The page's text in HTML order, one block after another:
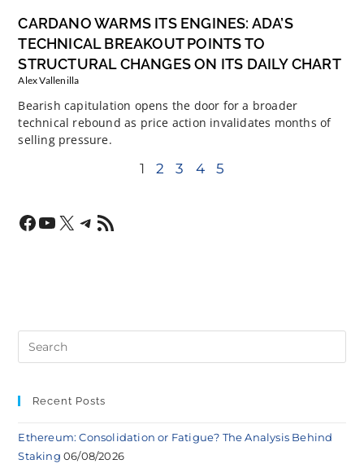
CARDANO WARMS ITS ENGINES: ADA’S
TECHNICAL BREAKOUT POINTS TO
STRUCTURAL CHANGES ON ITS DAILY CHART
Alex Vallenilla
Bearish capitulation opens the door for a broader
technical rebound as price action invalidates months of
selling pressure.
1 2 3 4 5
Recent Posts
Ethereum: Consolidation or Fatigue? The Analysis Behind
Staking 06/08/2026